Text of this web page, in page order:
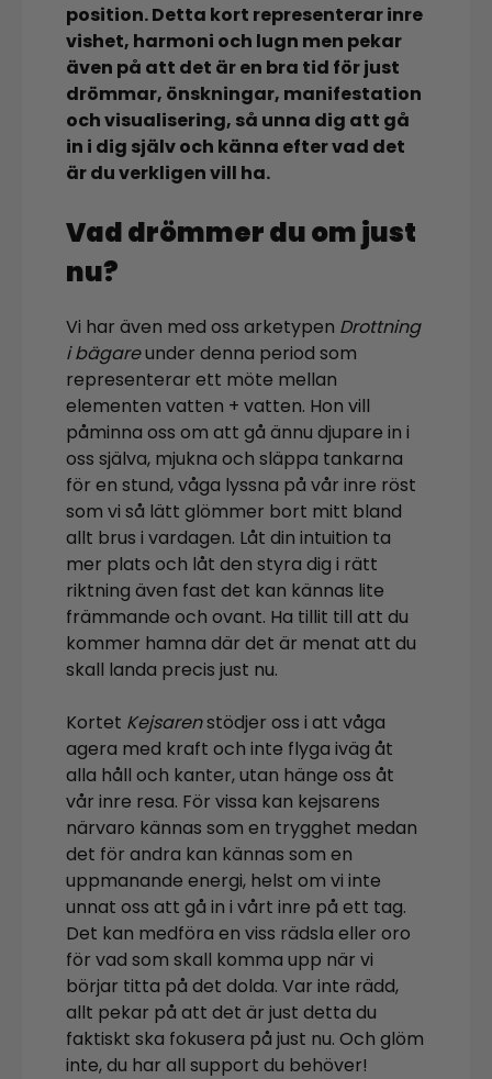
position. Detta kort representerar inre
vishet, harmoni och lugn men pekar
även på att det är en bra tid för just
drömmar, önskningar, manifestation
och visualisering, så unna dig att gå
in i dig själv och känna efter vad det
är du verkligen vill ha.
Vad drömmer du om just
nu?
Vi har även med oss arketypen Drottning
i bägareunder denna period som
representerar ett möte mellan
elementen vatten + vatten. Hon vill
påminna oss om att gå ännu djupare in i
oss själva, mjukna och släppa tankarna
för en stund, våga lyssna på vår inre röst
som vi så lätt glömmer bort mitt bland
allt brus i vardagen. Låt din intuition ta
mer plats och låt den styra dig i rätt
riktning även fast det kan kännas lite
främmande och ovant. Ha tillit till att du
kommer hamna där det är menat att du
skall landa precis just nu.
Kortet Kejsarenstödjer oss i att våga
agera med kraft och inte flyga iväg åt
alla håll och kanter, utan hänge oss åt
vår inre resa. För vissa kan kejsarens
närvaro kännas som en trygghet medan
det för andra kan kännas som en
uppmanande energi, helst om vi inte
unnat oss att gå in i vårt inre på ett tag.
Det kan medföra en viss rädsla eller oro
för vad som skall komma upp när vi
börjar titta på det dolda. Var inte rädd,
allt pekar på att det är just detta du
faktiskt ska fokusera på just nu. Och glöm
inte, du har all support du behöver!